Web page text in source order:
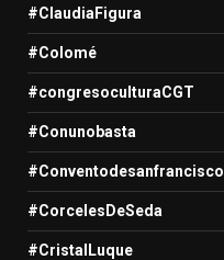
#ClaudiaFigura
#Colomé
#congresoculturaCGT
#Conunobasta
#Conventodesanfrancisco
#CorcelesDeSeda
#CristalLuque